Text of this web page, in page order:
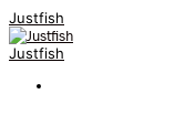
Justfish
Justfish